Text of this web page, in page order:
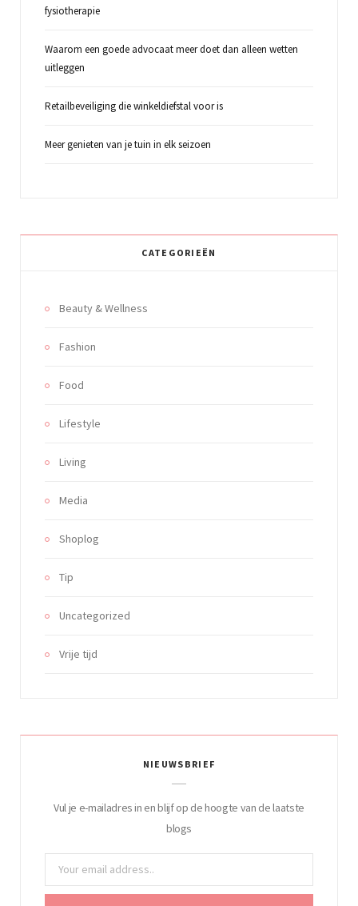
fysiotherapie
Waarom een goede advocaat meer doet dan alleen wetten
uitleggen
Retailbeveiliging die winkeldiefstal voor is
Meer genieten van je tuin in elk seizoen
CATEGORIEËN
Beauty & Wellness
Fashion
Food
Lifestyle
Living
Media
Shoplog
Tip
Uncategorized
Vrije tijd
NIEUWSBRIEF
Vul je e-mailadres in en blijf op de hoogte van de laatste
blogs